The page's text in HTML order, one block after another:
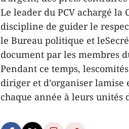
Le leader du PCV achargé
discipline de guider le
le Bureau politique et
document par les membres
Pendant ce temps,
diriger et d’organiser
chaque année à leurs